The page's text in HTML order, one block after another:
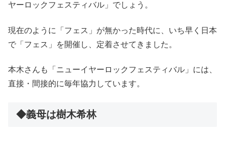
ヤーロックフェスティバル」でしょう。
現在のように「フェス」が無かった時代に、いち早く日本
で「フェス」を開催し、定着させてきました。
本木さんも「ニューイヤーロックフェスティバル」には、
直接・間接的に毎年協力しています。
◆義母は樹木希林